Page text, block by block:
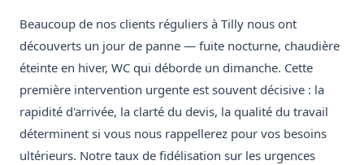
Beaucoup de nos clients réguliers à Tilly nous ont
découverts un jour de panne — fuite nocturne, chaudière
éteinte en hiver, WC qui déborde un dimanche. Cette
première intervention urgente est souvent décisive : la
rapidité d'arrivée, la clarté du devis, la qualité du travail
déterminent si vous nous rappellerez pour vos besoins
ultérieurs. Notre taux de fidélisation sur les urgences